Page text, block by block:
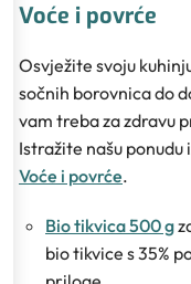
Voće i povrće
Osvježite svoju
sočnih borovnica do
vam treba za zdravu
Istražite našu
Voće i povrće.
Bio tikvica 500 g
bio tikvice s 35%